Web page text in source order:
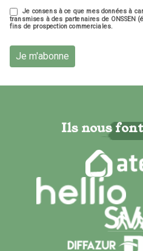
Je consens à ce que mes données à
transmises à des partenaires de ONSSEN
fins de prospection commerciales.
Je m'abonne
Ils nous